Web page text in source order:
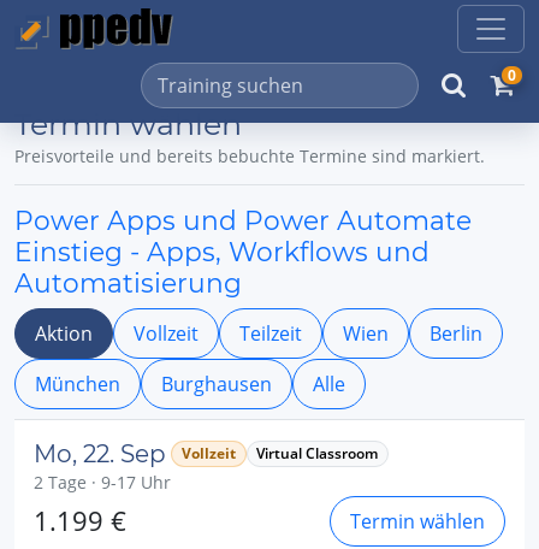
0
Termin wählen
Preisvorteile und bereits bebuchte Termine sind markiert.
Power Apps und Power Automate
Einstieg - Apps, Workflows und
Automatisierung
Aktion Vollzeit Teilzeit Wien
Berlin
München
Burghausen Alle
Mo, 22. Sep Vollzeit Virtual Classroom
2 Tage · 9-17 Uhr
1.199 € Termin wählen